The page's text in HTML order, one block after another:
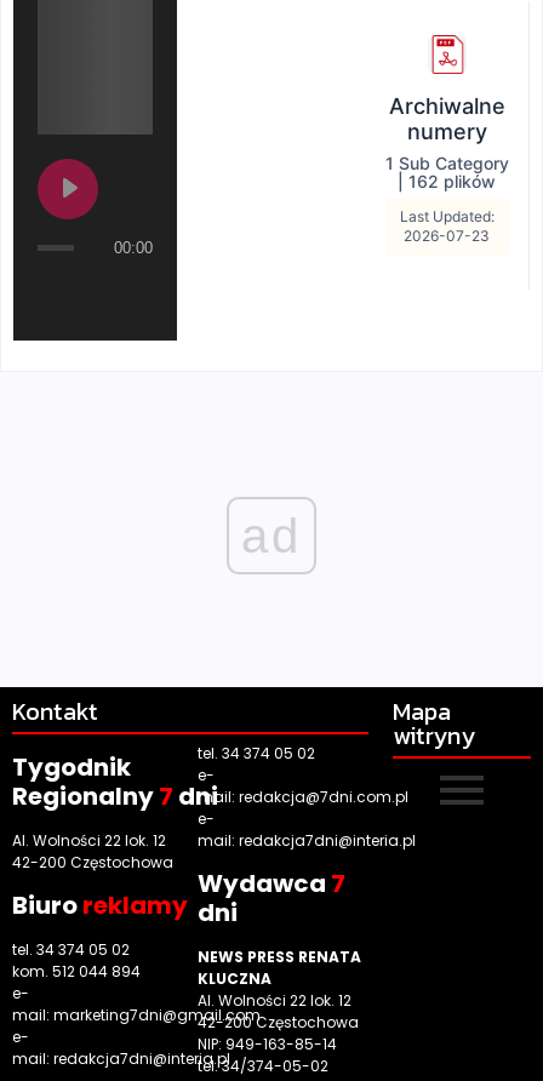
00:00
Archiwalne
numery
1 Sub Category
162 plików
Last Updated:
2026-07-23
ad
Kontakt
Tygodnik
Regionalny7 dni
Al. Wolności 22 lok. 12
42-200 Częstochowa
Biuroreklamy
tel. 34 374 05 02
kom. 512 044 894
e-
mail: marketing7dni@gmail.com
e-
mail: redakcja7dni@interia.pl
tel. 34 374 05 02
e-
mail: redakcja@7dni.com.pl
e-
mail: redakcja7dni@interia.pl
Wydawca 7
dni
NEWS PRESS RENATA
KLUCZNA
Al. Wolności 22 lok. 12
42-200 Częstochowa
NIP: 949-163-85-14
tel. 34/374-05-02
Mapa
witryny